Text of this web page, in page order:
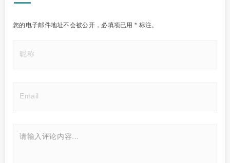
您的电子邮件地址不会被公开， 必填项已用* 标注。